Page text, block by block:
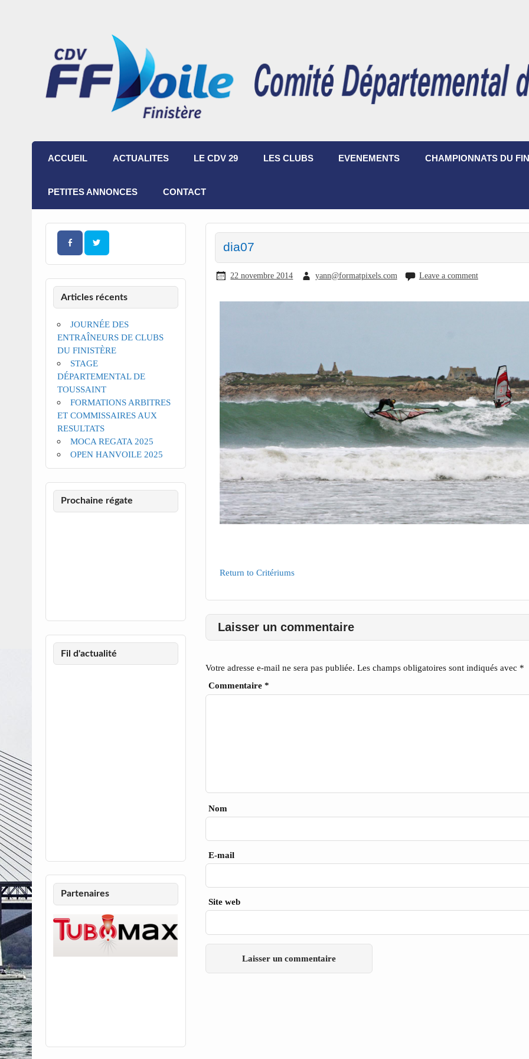
ACCUEIL ACTUALITES LE CDV 29 LES CLUBS EVENEMENTS CHAMPIONNATS DU
PETITES ANNONCES CONTACT
dia07
22 novembre 2014 yann@formatpixels.com Leave a comment
Return to Critériums
Laisser un commentaire
Votre adresse e-mail ne sera pas publiée. Les champs obligatoires sont indiqués avec *
Commentaire *
Nom
E-mail
Site web
Articles récents
JOURNÉE DES
ENTRAÎNEURS DE CLUBS
DU FINISTÈRE
STAGE
DÉPARTEMENTAL DE
TOUSSAINT
FORMATIONS ARBITRES
ET COMMISSAIRES AUX
RESULTATS
MOCA REGATA 2025
OPEN HANVOILE 2025
Prochaine régate
Fil d'actualité
Partenaires